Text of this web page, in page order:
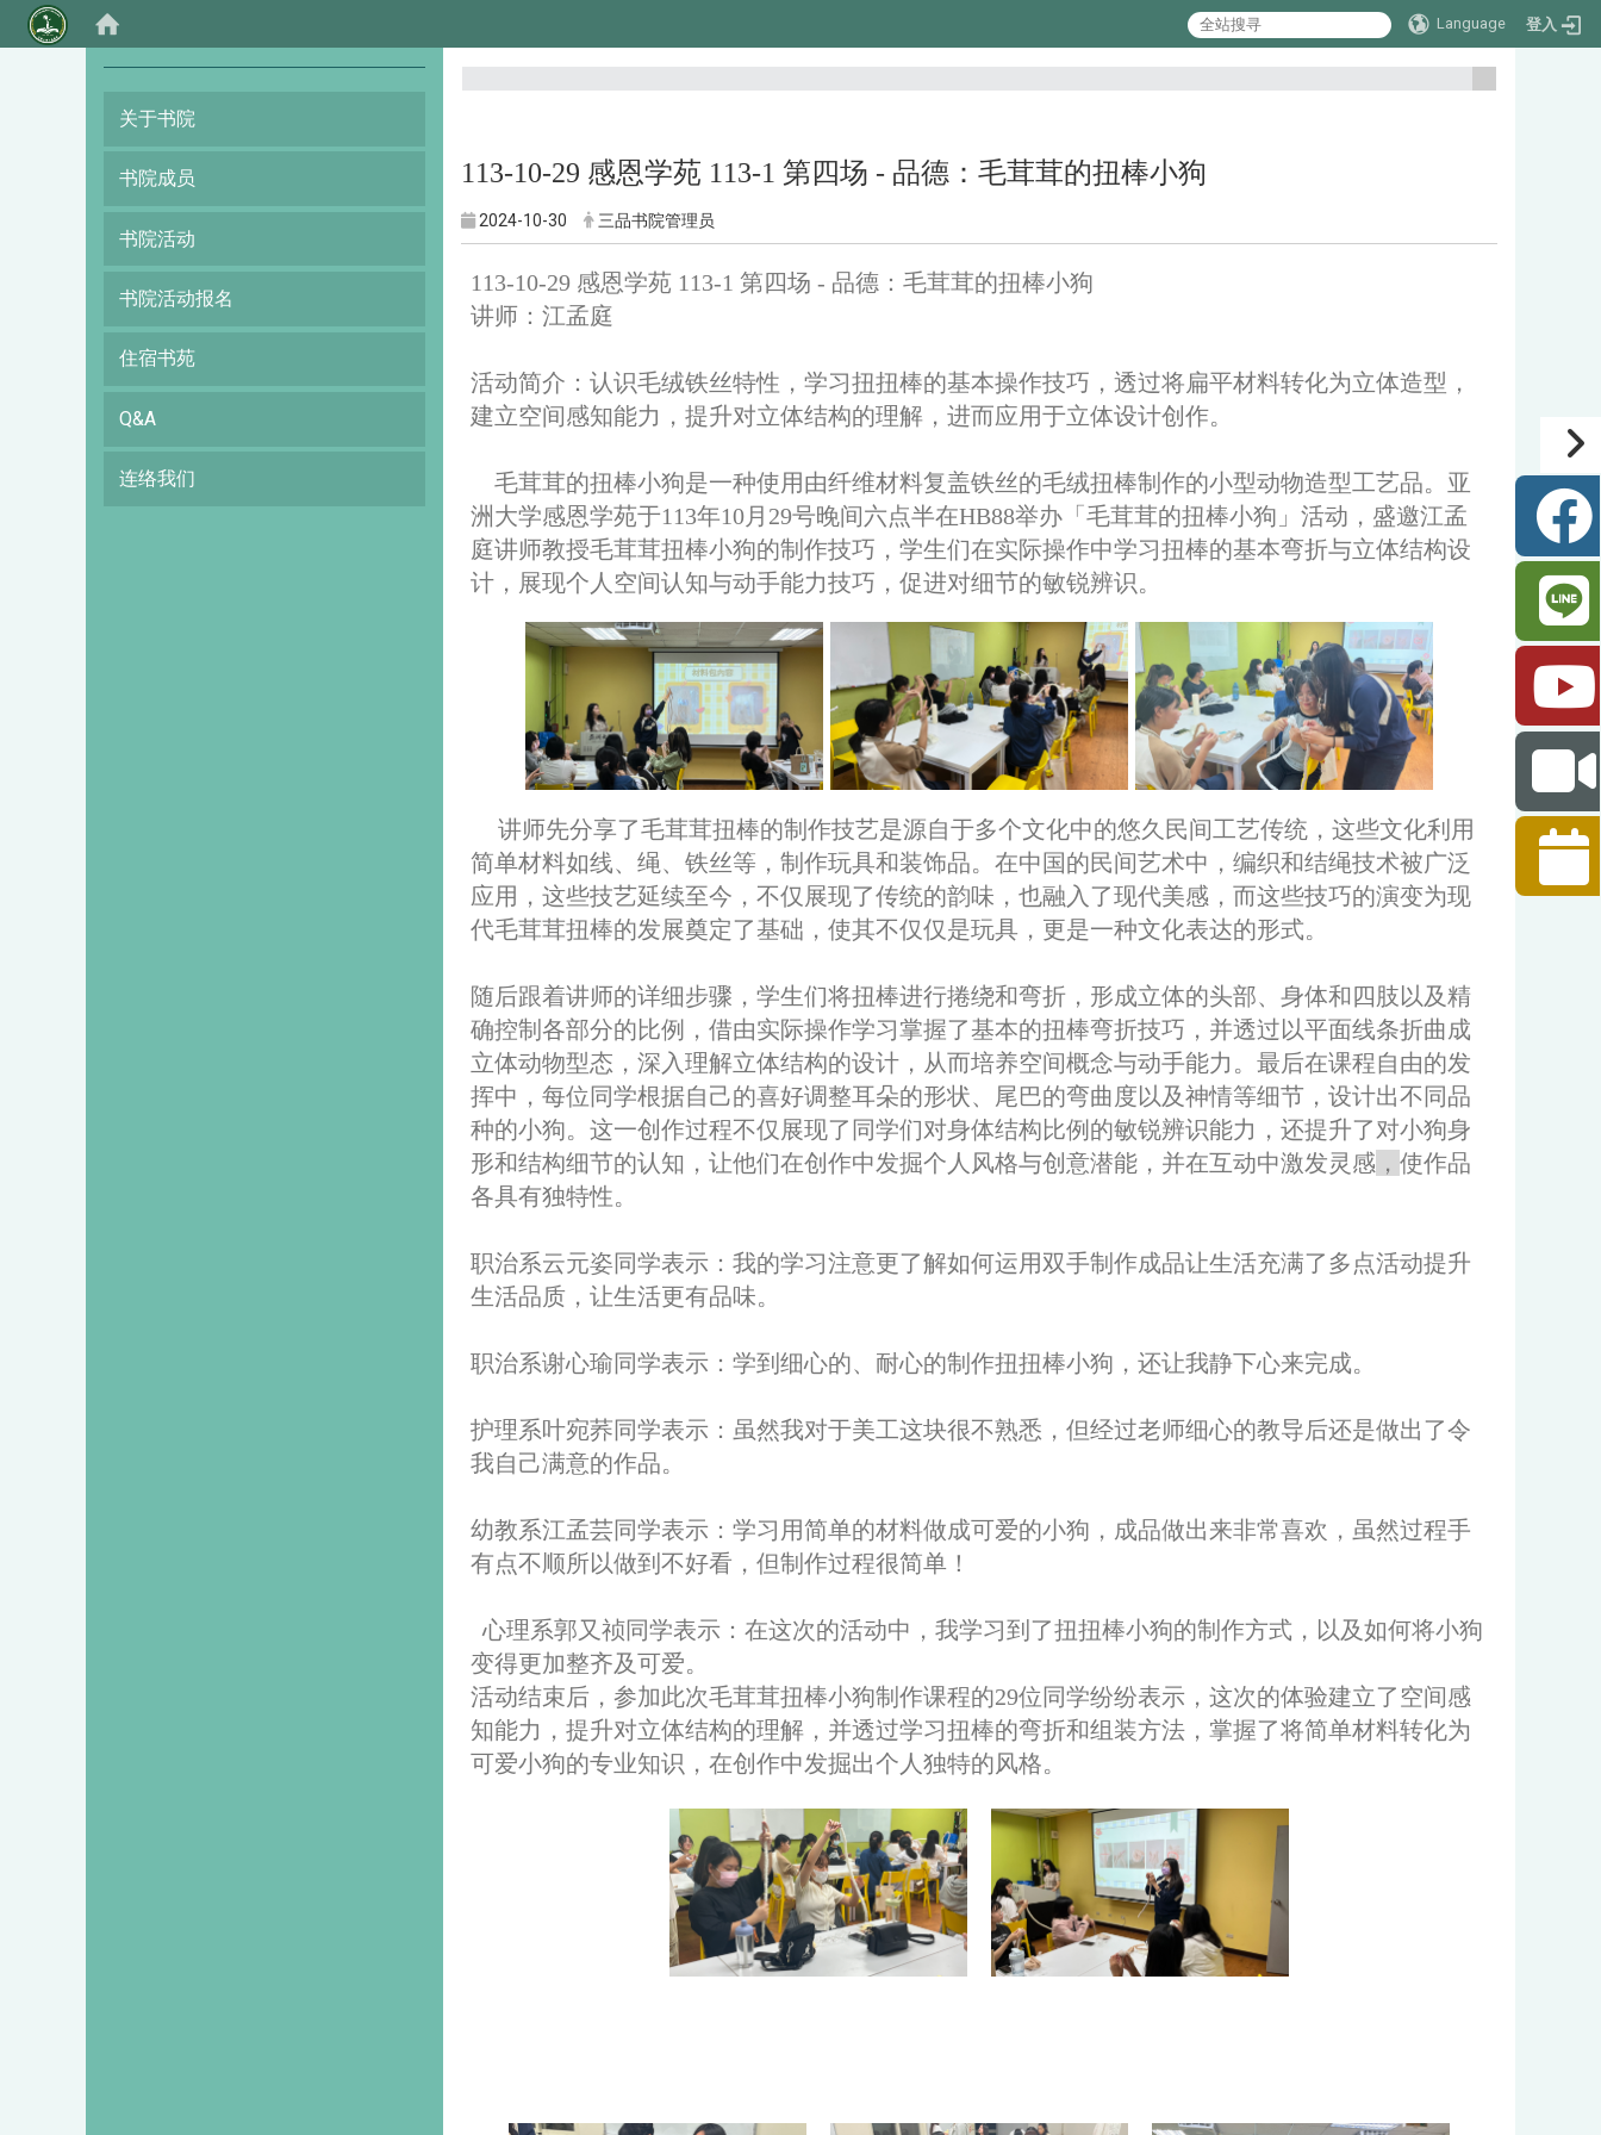
Language 登入
:::
关于书院
书院成员
书院活动
书院活动报名
住宿书苑
Q&A
连络我们
113-10-29 感恩学苑 113-1 第四场 - 品德：毛茸茸的扭棒小狗
2024-10-30 三品书院管理员
113-10-29 感恩学苑 113-1 第四场 - 品德：毛茸茸的扭棒小狗
讲师：江孟庭
活动简介：认识毛绒铁丝特性，学习扭扭棒的基本操作技巧，透过将扁平材料转化为立体造型，
建立空间感知能力，提升对立体结构的理解，进而应用于立体设计创作。
毛茸茸的扭棒小狗是一种使用由纤维材料复盖铁丝的毛绒扭棒制作的小型动物造型工艺品。亚
洲大学感恩学苑于113年10月29号晚间六点半在HB88举办「毛茸茸的扭棒小狗」活动，盛邀江孟
庭讲师教授毛茸茸扭棒小狗的制作技巧，学生们在实际操作中学习扭棒的基本弯折与立体结构设
计，展现个人空间认知与动手能力技巧，促进对细节的敏锐辨识。
讲师先分享了毛茸茸扭棒的制作技艺是源自于多个文化中的悠久民间工艺传统，这些文化利用
简单材料如线、绳、铁丝等，制作玩具和装饰品。在中国的民间艺术中，编织和结绳技术被广泛
应用，这些技艺延续至今，不仅展现了传统的韵味，也融入了现代美感，而这些技巧的演变为现
代毛茸茸扭棒的发展奠定了基础，使其不仅仅是玩具，更是一种文化表达的形式。
随后跟着讲师的详细步骤，学生们将扭棒进行捲绕和弯折，形成立体的头部、身体和四肢以及精
确控制各部分的比例，借由实际操作学习掌握了基本的扭棒弯折技巧，并透过以平面线条折曲成
立体动物型态，深入理解立体结构的设计，从而培养空间概念与动手能力。最后在课程自由的发
挥中，每位同学根据自己的喜好调整耳朵的形状、尾巴的弯曲度以及神情等细节，设计出不同品
种的小狗。这一创作过程不仅展现了同学们对身体结构比例的敏锐辨识能力，还提升了对小狗身
形和结构细节的认知，让他们在创作中发掘个人风格与创意潜能，并在互动中激发灵感 ， 使作品
各具有独特性。
职治系云元姿同学表示：我的学习注意更了解如何运用双手制作成品让生活充满了多点活动提升
生活品质，让生活更有品味。
职治系谢心瑜同学表示：学到细心的、耐心的制作扭扭棒小狗，还让我静下心来完成。
护理系叶宛荞同学表示：虽然我对于美工这块很不熟悉，但经过老师细心的教导后还是做出了令
我自己满意的作品。
幼教系江孟芸同学表示：学习用简单的材料做成可爱的小狗，成品做出来非常喜欢，虽然过程手
有点不顺所以做到不好看，但制作过程很简单！
心理系郭又祯同学表示：在这次的活动中，我学习到了扭扭棒小狗的制作方式，以及如何将小狗
变得更加整齐及可爱。
活动结束后，参加此次毛茸茸扭棒小狗制作课程的29位同学纷纷表示，这次的体验建立了空间感
知能力，提升对立体结构的理解，并透过学习扭棒的弯折和组装方法，掌握了将简单材料转化为
可爱小狗的专业知识，在创作中发掘出个人独特的风格。